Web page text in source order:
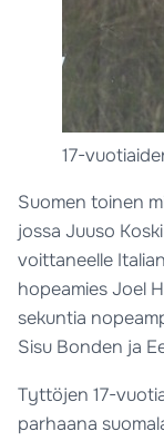
17-
Suomen toinen
jossa Juuso
voittaneelle
hopeamies Joel
sekuntia
Sisu Bonden ja
Tyttöjen 17-
parhaana